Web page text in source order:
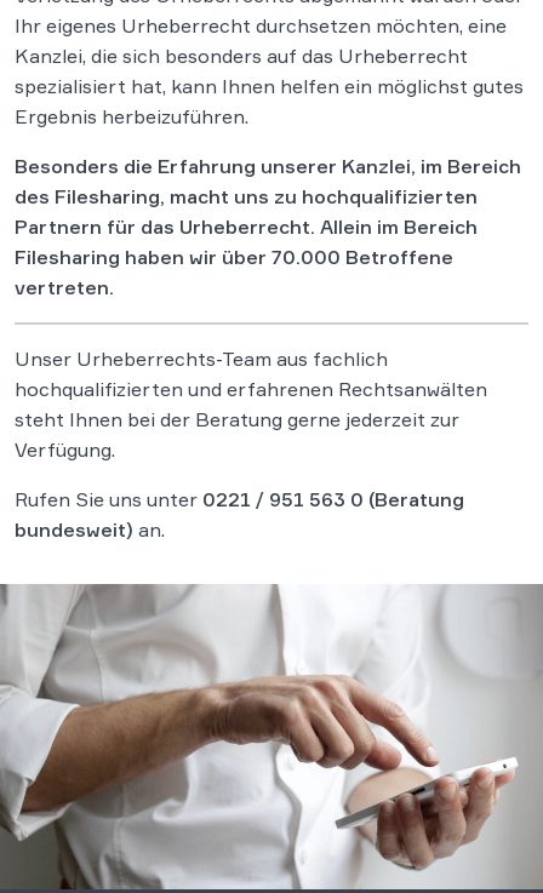
Ihr eigenes Urheberrecht durchsetzen möchten, eine
Kanzlei, die sich besonders auf das Urheberrecht
spezialisiert hat, kann Ihnen helfen ein möglichst gutes
Ergebnis herbeizuführen.
Besonders die Erfahrung unserer Kanzlei, im Bereich
des Filesharing, macht uns zu hochqualifizierten
Partnern für das Urheberrecht. Allein im Bereich
Filesharing haben wir über 70.000 Betroffene
vertreten.
Unser Urheberrechts-Team aus fachlich
hochqualifizierten und erfahrenen Rechtsanwälten
steht Ihnen bei der Beratung gerne jederzeit zur
Verfügung.
Rufen Sie uns unter 0221 / 951 563 0 (Beratung
bundesweit) an.